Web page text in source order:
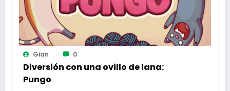
Gian 0
Diversión con una ovillo de lana:
Pungo